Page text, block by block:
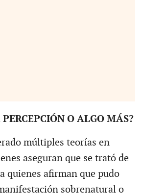
PERCEPCIÓN O ALGO MÁS?
múltiples teorías en
aseguran que se trató de
quienes afirman que pudo
sobrenatural o